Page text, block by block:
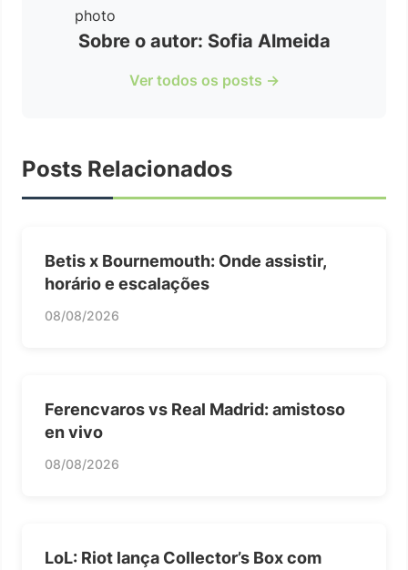
Sobre o autor: Sofia Almeida
Ver todos os posts →
Posts Relacionados
Betis x Bournemouth: Onde assistir,
horário e escalações
08/08/2026
Ferencvaros vs Real Madrid: amistoso
en vivo
08/08/2026
LoL: Riot lança Collector’s Box com